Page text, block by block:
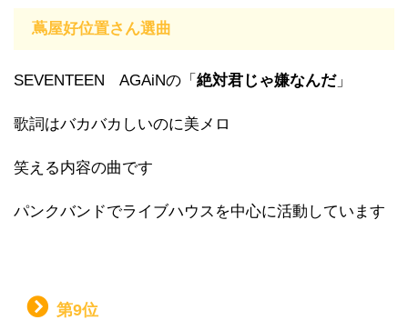
蔦屋好位置さん選曲
SEVENTEEN AGAiNの「 絶対君じゃ嫌なんだ」
歌詞はバカバカしいのに美メロ
笑える内容の曲です
パンクバンドでライブハウスを中心に活動しています
第9位